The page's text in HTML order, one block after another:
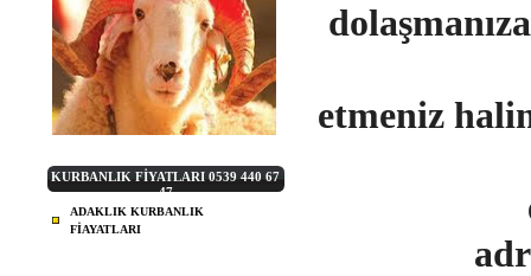
KURBANLIK FİYATLARI 0539 440 67
47
ADAKLIK KURBANLIK
FİAYATLARI
etmeniz